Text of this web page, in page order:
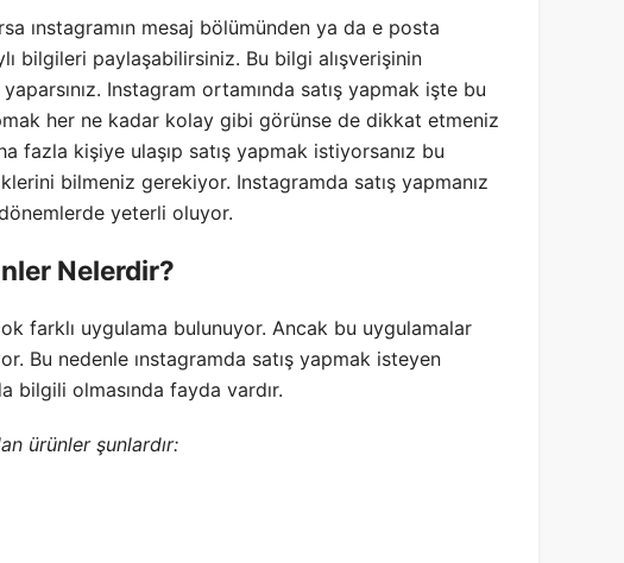
ınstagramın mesaj bölümünden ya da e posta
bilgileri paylaşabilirsiniz. Bu bilgi alışverişinin
Instagram ortamında satış yapmak işte bu
her ne kadar kolay gibi görünse de dikkat etmeniz
fazla kişiye ulaşıp satış yapmak istiyorsanız bu
bilmeniz gerekiyor. Instagramda satış yapmanız
yeterli oluyor.
Nelerdir?
farklı uygulama bulunuyor. Ancak bu uygulamalar
Bu nedenle ınstagramda satış yapmak isteyen
bilgili olmasında fayda vardır.
ürünler şunlardır: